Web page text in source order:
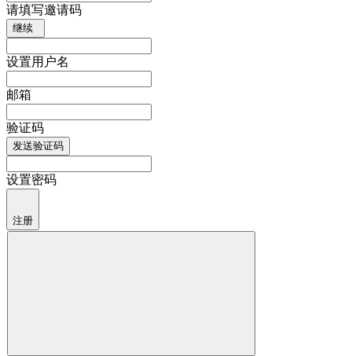
请填写邀请码
继续
设置用户名
邮箱
验证码
发送验证码
设置密码
注册